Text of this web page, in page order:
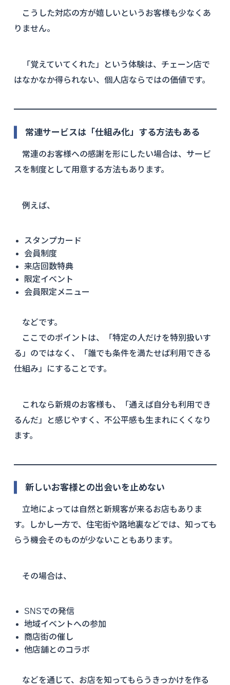
こうした対応の方が嬉しいというお客様も少なくあ
りません。
「覚えていてくれた」という体験は、チェーン店で
はなかなか得られない、個人店ならではの価値です。
常連サービスは「仕組み化」する方法もある
常連のお客様への感謝を形にしたい場合は、サービ
スを制度として用意する方法もあります。
例えば、
スタンプカード
会員制度
来店回数特典
限定イベント
会員限定メニュー
などです。
ここでのポイントは、「特定の人だけを特別扱いす
る」のではなく、「誰でも条件を満たせば利用できる
仕組み」にすることです。
これなら新規のお客様も、「通えば自分も利用でき
るんだ」と感じやすく、不公平感も生まれにくくなり
ます。
新しいお客様との出会いを止めない
立地によっては自然と新規客が来るお店もありま
す。しかし一方で、住宅街や路地裏などでは、知っても
らう機会そのものが少ないこともあります。
その場合は、
SNSでの発信
地域イベントへの参加
商店街の催し
他店舗とのコラボ
などを通じて、お店を知ってもらうきっかけを作る